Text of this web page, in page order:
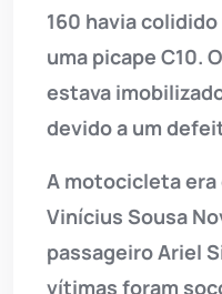
160 havia
uma picape C10.
estava
devido a um
A motocicleta era
Vinícius Sousa
passageiro Ariel
vítimas foram